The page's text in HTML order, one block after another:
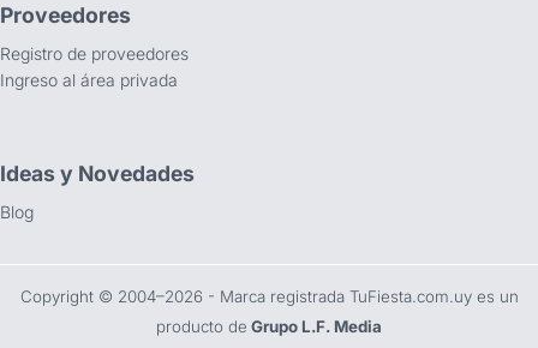
Proveedores
Registro de proveedores
Ingreso al área privada
Ideas y Novedades
Blog
Copyright ©️ 2004–2026 - Marca registrada TuFiesta.com.uy es un
producto de Grupo L.F. Media